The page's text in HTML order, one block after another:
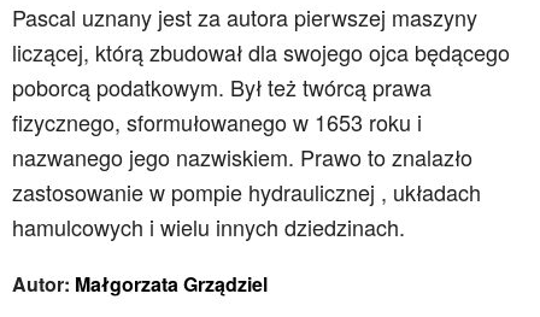
Pascal uznany jest za autora pierwszej maszyny
liczącej, którą zbudował dla swojego ojca będącego
poborcą podatkowym. Był też twórcą prawa
fizycznego, sformułowanego w 1653 roku i
nazwanego jego nazwiskiem. Prawo to znalazło
zastosowanie w pompie hydraulicznej , układach
hamulcowych i wielu innych dziedzinach.
Autor: Małgorzata Grządziel